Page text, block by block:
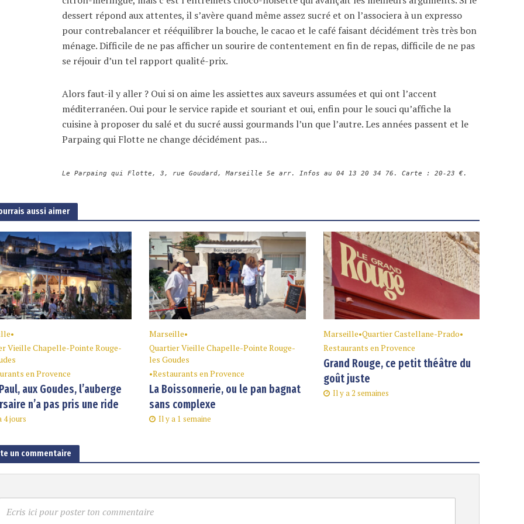
dessert répond aux attentes, il s’avère quand même assez sucré et on l’associera à un expresso
pour contrebalancer et rééquilibrer la bouche, le cacao et le café faisant décidément très très bon
ménage. Difficile de ne pas afficher un sourire de contentement en fin de repas, difficile de ne pas
se réjouir d’un tel rapport qualité-prix.
Alors faut-il y aller ? Oui si on aime les assiettes aux saveurs assumées et qui ont l’accent
méditerranéen. Oui pour le service rapide et souriant et oui, enfin pour le souci qu’affiche la
cuisine à proposer du salé et du sucré aussi gourmands l’un que l’autre. Les années passent et le
Parpaing qui Flotte ne change décidément pas…
Le Parpaing qui Flotte, 3, rue Goudard, Marseille 5e arr. Infos au 04 13 20 34 76. Carte : 20-23 €.
aussi aimer
•
Vieille Chapelle-Pointe Rouge-
en Provence
aux Goudes, l’auberge
n’a pas pris une ride
4 jours
Marseille•
Quartier Vieille Chapelle-Pointe Rouge-
les Goudes
•Restaurants en Provence
La Boissonnerie, ou le pan bagnat
sans complexe
Il y a 1 semaine
Marseille•Quartier Castellane-Prado•
Restaurants en Provence
Grand Rouge, ce petit théâtre du
goût juste
Il y a 2 semaines
un commentaire
Ecris ici pour poster ton commentaire